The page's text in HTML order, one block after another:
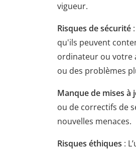
vigueur.
Risques de sécurité
qu'ils peuvent
ordinateur ou votre
ou des problèmes
Manque de mises
ou de correctifs de
nouvelles menaces.
Risques éthiques :